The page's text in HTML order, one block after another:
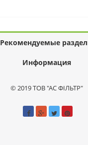
Рекомендуемые
Информация
© 2019 ТОВ "АС ФІЛЬТР"